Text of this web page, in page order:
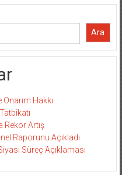
Ara
Hakkı
Rekor Artış
Raporunu Açıkladı
Süreç Açıklaması